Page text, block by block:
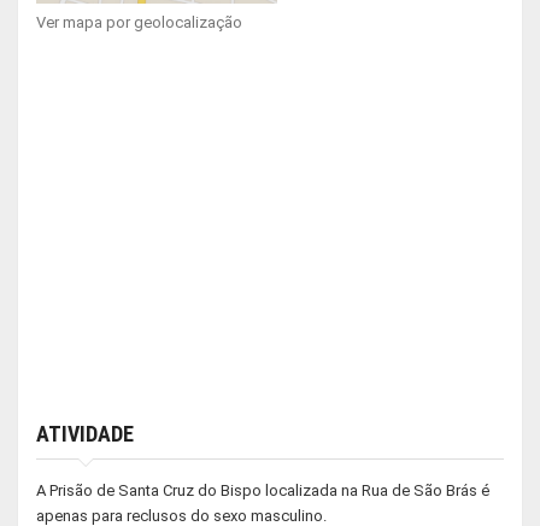
Ver mapa por geolocalização
ATIVIDADE
A Prisão de Santa Cruz do Bispo localizada na Rua de São Brás é
apenas para reclusos do sexo masculino.